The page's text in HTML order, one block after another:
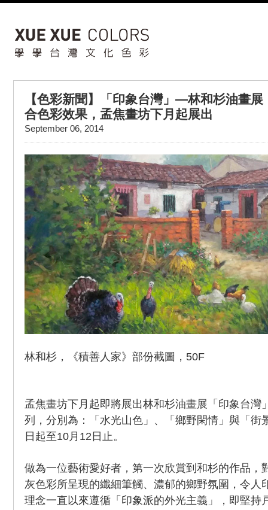
【色彩新聞】「印象台灣」—林和杉油畫
合色彩效果，孟焦畫坊下月起展出
September 06, 2014
林和杉，《積善人家》部份截圖，50F
孟焦畫坊下月起即將展出林和杉油畫展「印象台灣
列，分別為：「水光山色」、「鄉野閑情」與「街
日起至10月12日止。
做為一位藝術愛好者，第一次欣賞到和杉的作品，
灰色彩所呈現的纖細筆觸、濃郁的鄉野氛圍，令人
理念一直以來遵循「印象派的外光主義」，即堅持